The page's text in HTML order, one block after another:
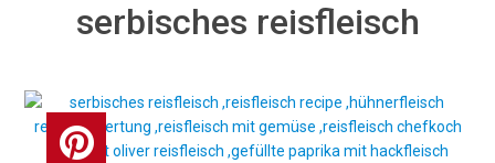
serbisches reisfleisch